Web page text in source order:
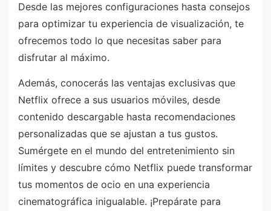
Desde las mejores configuraciones hasta consejos
para optimizar tu experiencia de visualización, te
ofrecemos todo lo que necesitas saber para
disfrutar al máximo.
Además, conocerás las ventajas exclusivas que
Netflix ofrece a sus usuarios móviles, desde
contenido descargable hasta recomendaciones
personalizadas que se ajustan a tus gustos.
Sumérgete en el mundo del entretenimiento sin
límites y descubre cómo Netflix puede transformar
tus momentos de ocio en una experiencia
cinematográfica inigualable. ¡Prepárate para